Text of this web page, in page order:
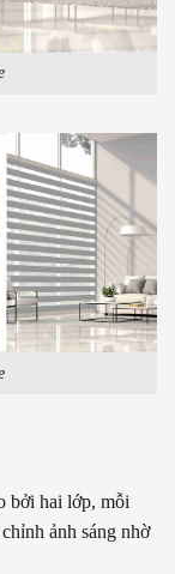
bởi hai lớp, mỗi
ảnh sáng nhờ